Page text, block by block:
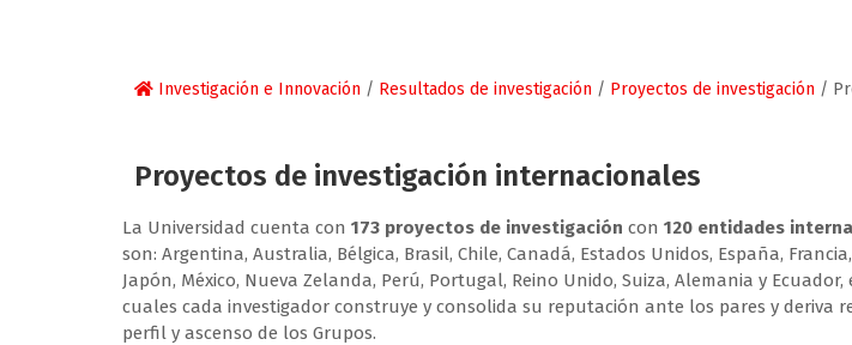
Investigación e Innovación / Resultados de investigación / Proyectos de investigación /
Proyectos de investigación internacionales
La Universidad cuenta con 173 proyectos de investigación con 120 entidades
son: Argentina, Australia, Bélgica, Brasil, Chile, Canadá, Estados Unidos, España,
Japón, México, Nueva Zelanda, Perú, Portugal, Reino Unido, Suiza, Alemania y
cuales cada investigador construye y consolida su reputación ante los pares y deriva
perfil y ascenso de los Grupos.